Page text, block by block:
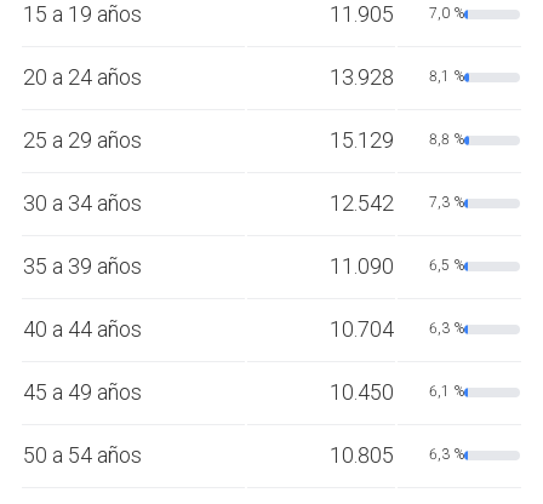
15 a 19 años 11.905 7,0 %
20 a 24 años 13.928 8,1 %
25 a 29 años 15.129 8,8 %
30 a 34 años 12.542 7,3 %
35 a 39 años 11.090 6,5 %
40 a 44 años 10.704 6,3 %
45 a 49 años 10.450 6,1 %
50 a 54 años 10.805 6,3 %